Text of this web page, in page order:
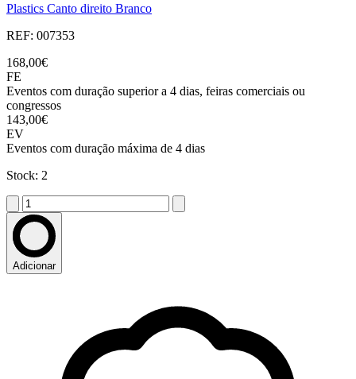
Plastics Canto direito Branco
REF: 007353
168,00€
FE
Eventos com duração superior a 4 dias, feiras comerciais ou
congressos
143,00€
EV
Eventos com duração máxima de 4 dias
Stock: 2
Adicionar